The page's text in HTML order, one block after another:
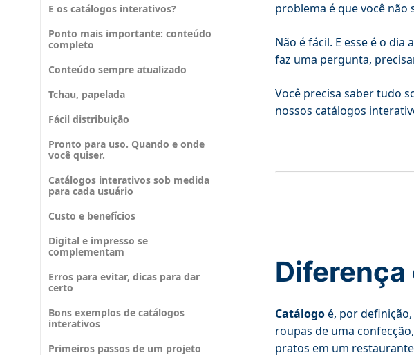
E os catálogos interativos?
Ponto mais importante: conteúdo
completo
Conteúdo sempre atualizado
Tchau, papelada
Fácil distribuição
Pronto para uso. Quando e onde
você quiser.
Catálogos interativos sob medida
para cada usuário
Custo e benefícios
Digital e impresso se
complementam
Erros para evitar, dicas para dar
certo
Bons exemplos de catálogos
interativos
Primeiros passos de um projeto
problema é que você
Não é fácil. E esse é o
faz uma pergunta,
Você precisa saber tudo
nossos catálogos
Catálogoé, por
roupas de uma
pratos em um